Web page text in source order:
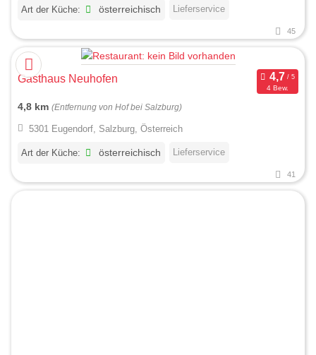
Art der Küche: österreichisch Lieferservice
45
Gasthaus Neuhofen
4 Bew.
4,8 km (Entfernung von Hof bei Salzburg)
5301 Eugendorf, Salzburg, Österreich
Art der Küche: österreichisch Lieferservice
41